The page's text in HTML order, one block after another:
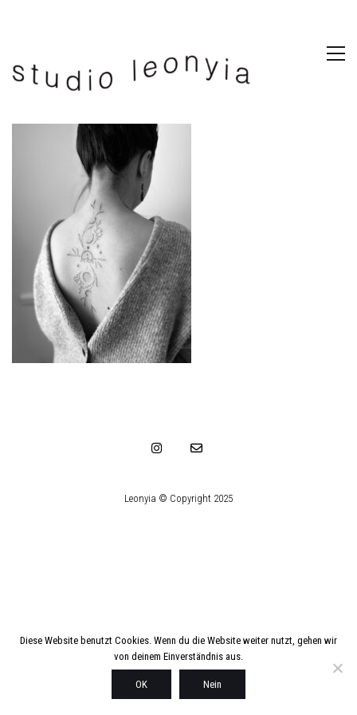
Leonyia © Copyright 2025
Diese Website benutzt Cookies. Wenn du die Website weiter nutzt, gehen wir
von deinem Einverständnis aus.
OK Nein